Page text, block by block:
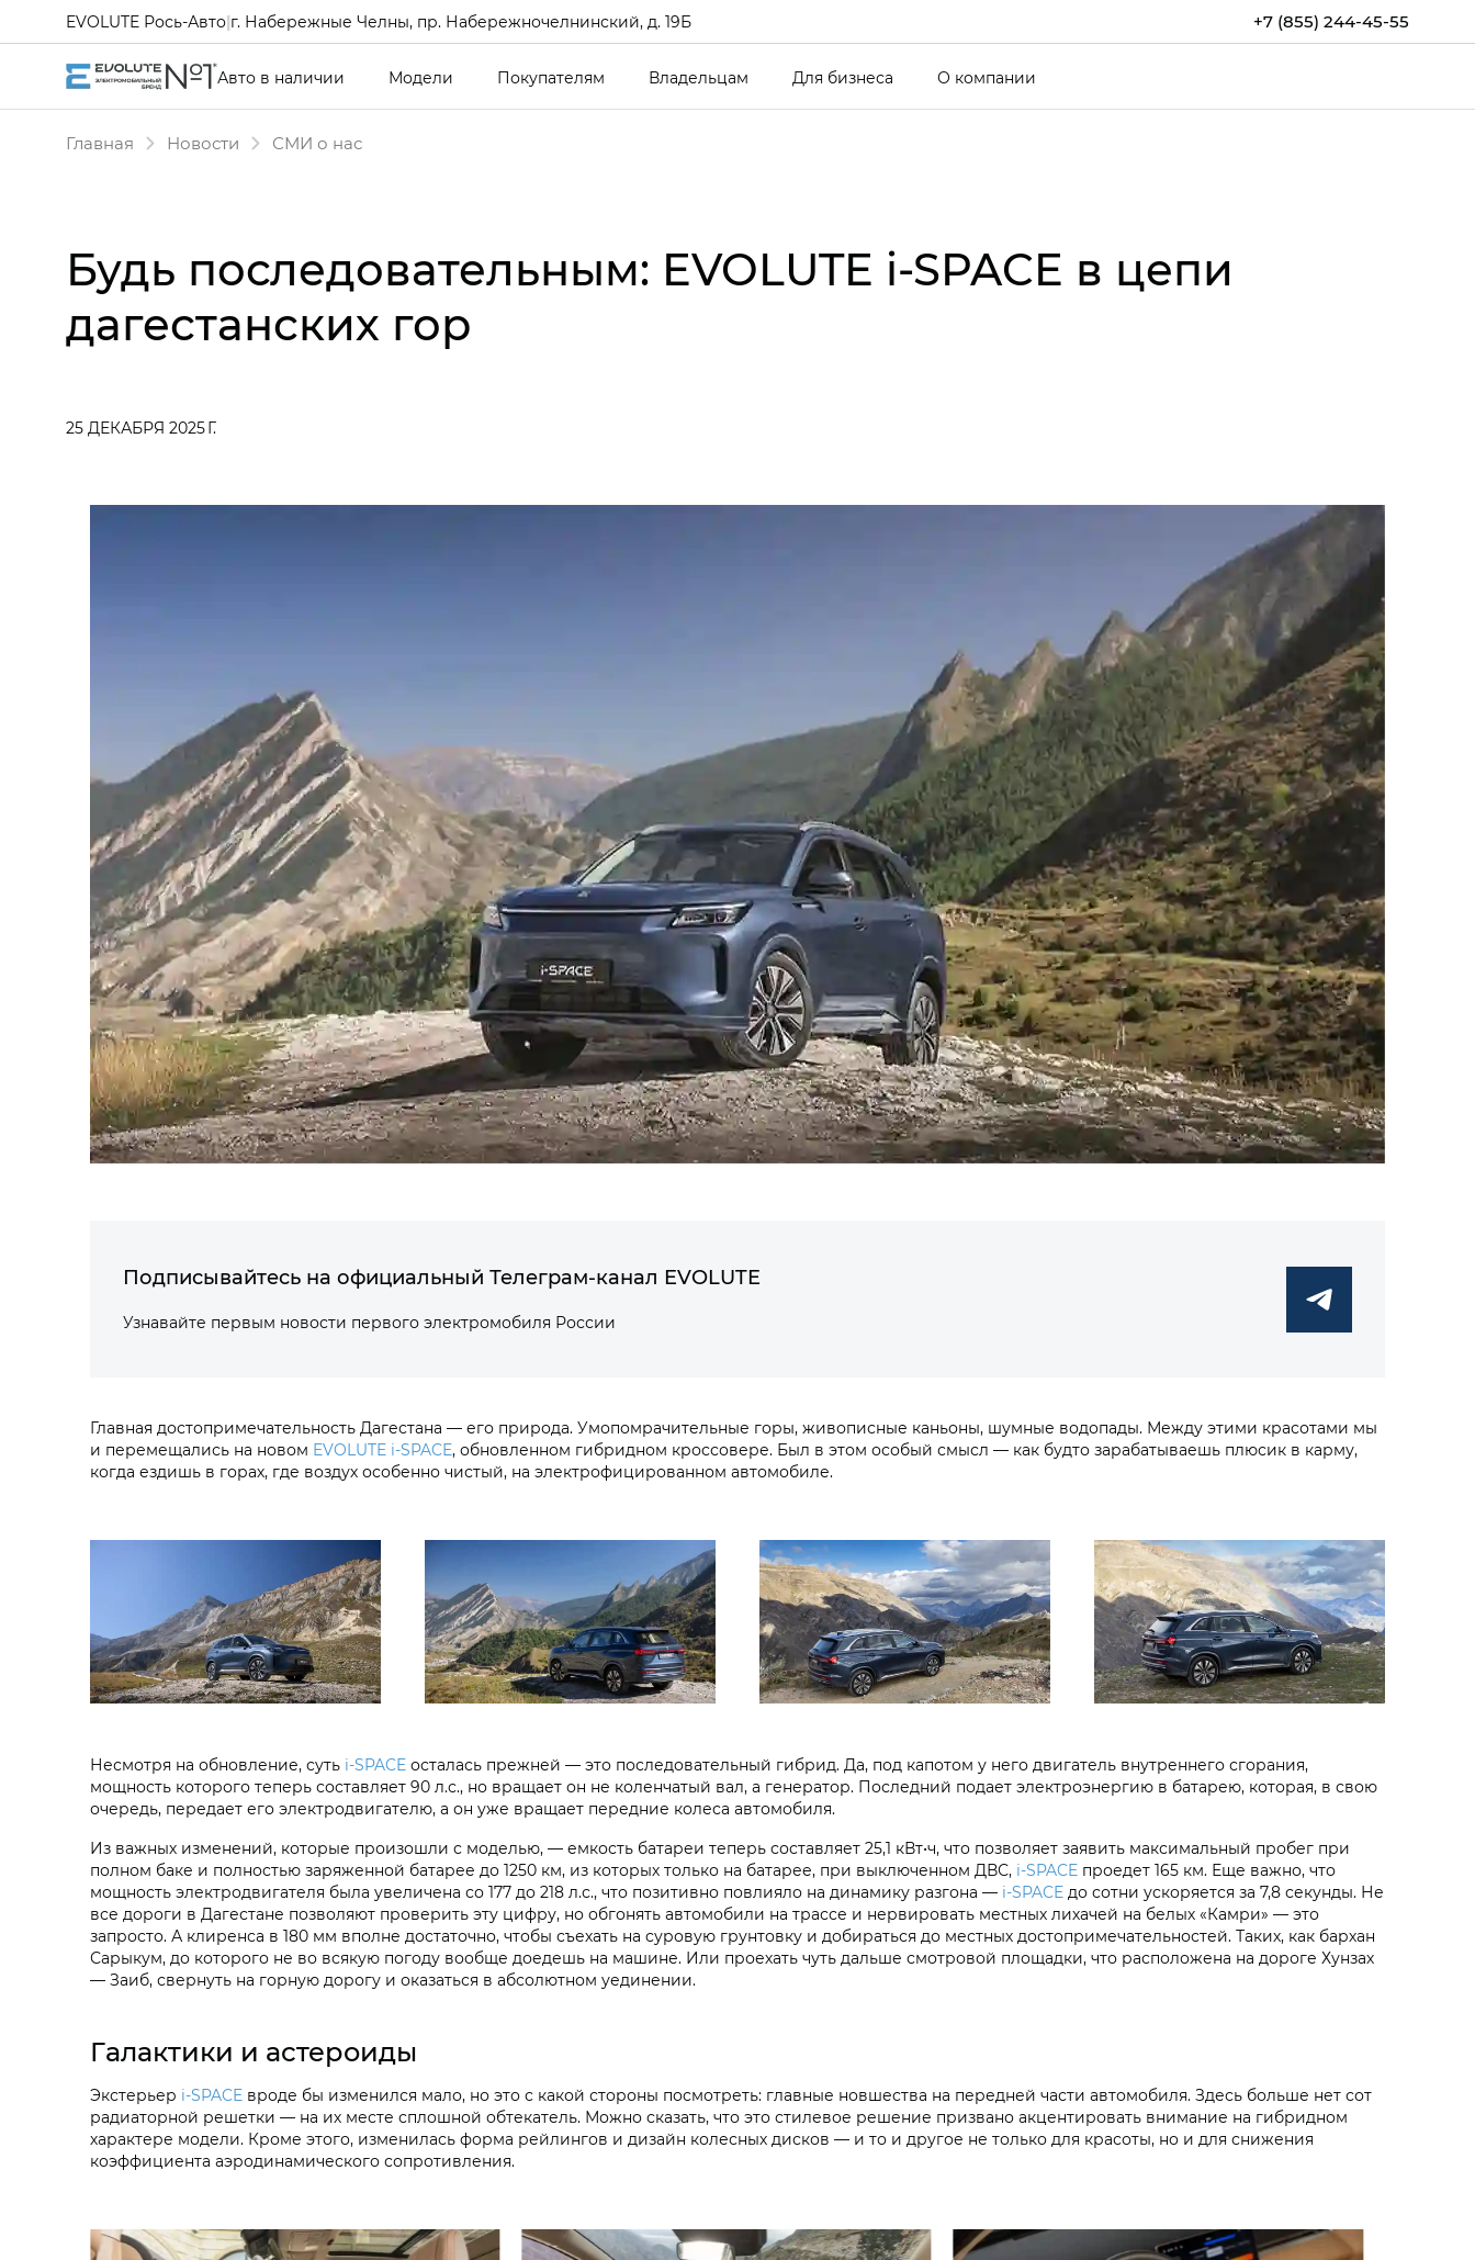
+7 (855) 244-45-55
EVOLUTE Рось-Авто|г. Набережные Челны, пр. Набережночелнинский, д. 19Б
Авто в наличии Модели Покупателям Владельцам Для бизнеса О компании
Главная Новости СМИ о нас
Будь последовательным: EVOLUTE i‑SPACE в цепи
дагестанских гор
25 ДЕКАБРЯ 2025 Г.
Подписывайтесь на официальный Телеграм-канал EVOLUTE
Узнавайте первым новости первого электромобиля России
Главная достопримечательность Дагестана — его природа. Умопомрачительные горы, живописные каньоны, шумные водопады. Между этими красотами мы
и перемещались на новом EVOLUTE i‑SPACE, обновленном гибридном кроссовере. Был в этом особый смысл — как будто зарабатываешь плюсик в карму,
когда ездишь в горах, где воздух особенно чистый, на электрофицированном автомобиле.
Несмотря на обновление, суть i‑SPACE осталась прежней — это последовательный гибрид. Да, под капотом у него двигатель внутреннего сгорания,
мощность которого теперь составляет 90 л.с., но вращает он не коленчатый вал, а генератор. Последний подает электроэнергию в батарею, которая, в свою
очередь, передает его электродвигателю, а он уже вращает передние колеса автомобиля.
Из важных изменений, которые произошли с моделью, — емкость батареи теперь составляет 25,1 кВт•ч, что позволяет заявить максимальный пробег при
полном баке и полностью заряженной батарее до 1250 км, из которых только на батарее, при выключенном ДВС, i‑SPACE проедет 165 км. Еще важно, что
мощность электродвигателя была увеличена со 177 до 218 л.с., что позитивно повлияло на динамику разгона — i‑SPACE до сотни ускоряется за 7,8 секунды. Не
все дороги в Дагестане позволяют проверить эту цифру, но обгонять автомобили на трассе и нервировать местных лихачей на белых «Камри» — это
запросто. А клиренса в 180 мм вполне достаточно, чтобы съехать на суровую грунтовку и добираться до местных достопримечательностей. Таких, как бархан
Сарыкум, до которого не во всякую погоду вообще доедешь на машине. Или проехать чуть дальше смотровой площадки, что расположена на дороге Хунзах
— Заиб, свернуть на горную дорогу и оказаться в абсолютном уединении.
Галактики и астероиды
Экстерьер i‑SPACE вроде бы изменился мало, но это с какой стороны посмотреть: главные новшества на передней части автомобиля. Здесь больше нет сот
радиаторной решетки — на их месте сплошной обтекатель. Можно сказать, что это стилевое решение призвано акцентировать внимание на гибридном
характере модели. Кроме этого, изменилась форма рейлингов и дизайн колесных дисков — и то и другое не только для красоты, но и для снижения
коэффициента аэродинамического сопротивления.